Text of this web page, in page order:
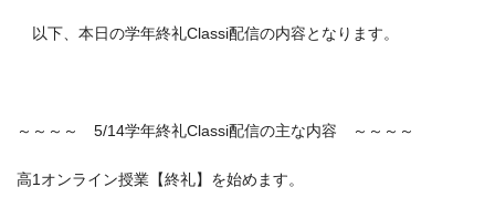
以下、本日の学年終礼Classi配信の内容となります。
～～～～ 5/14学年終礼Classi配信の主な内容 ～～～～
高1オンライン授業【終礼】を始めます。